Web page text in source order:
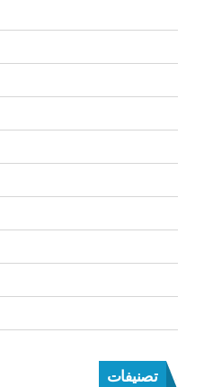
تصنيفات